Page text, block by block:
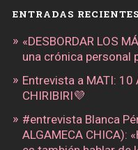
ENTRADAS RECIENTES
«DESBORDAR LOS
una crónica personal
Entrevista a MATI: 10
CHIRIBIRI💜
#entrevista Blanca
ALGAMECA CHICA):